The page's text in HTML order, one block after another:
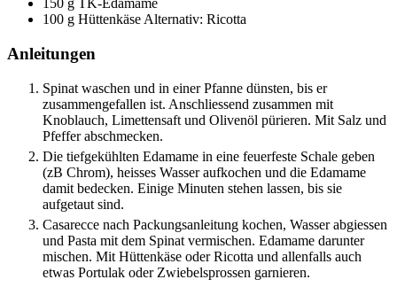
150 g TK-Edamame
100 g Hüttenkäse Alternativ: Ricotta
Anleitungen
Spinat waschen und in einer Pfanne dünsten, bis er
zusammengefallen ist. Anschliessend zusammen mit
Knoblauch, Limettensaft und Olivenöl pürieren. Mit Salz und
Pfeffer abschmecken.
Die tiefgekühlten Edamame in eine feuerfeste Schale geben
(zB Chrom), heisses Wasser aufkochen und die Edamame
damit bedecken. Einige Minuten stehen lassen, bis sie
aufgetaut sind.
Casarecce nach Packungsanleitung kochen, Wasser abgiessen
und Pasta mit dem Spinat vermischen. Edamame darunter
mischen. Mit Hüttenkäse oder Ricotta und allenfalls auch
etwas Portulak oder Zwiebelsprossen garnieren.